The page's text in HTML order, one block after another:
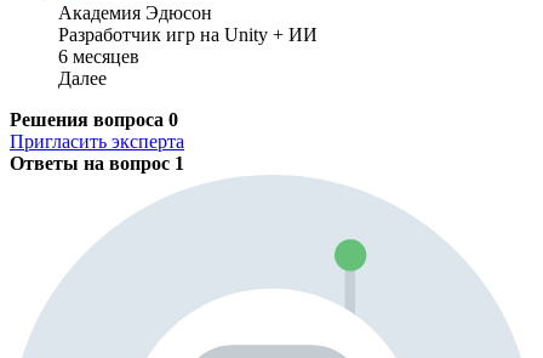
Академия Эдюсон
Разработчик игр на Unity + ИИ
6 месяцев
Далее
Решения вопроса 0
Пригласить эксперта
Ответы на вопрос 1